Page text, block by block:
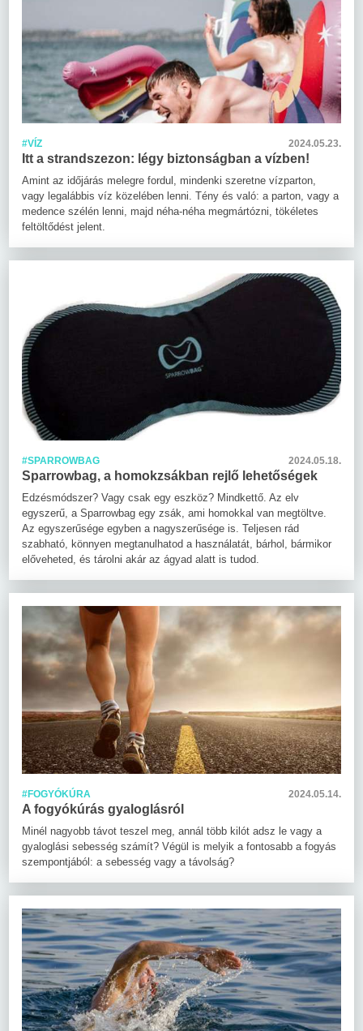
#VÍZ 2024.05.23.
Itt a strandszezon: légy biztonságban a vízben!
Amint az időjárás melegre fordul, mindenki szeretne vízparton,
vagy legalábbis víz közelében lenni. Tény és való: a parton, vagy a
medence szélén lenni, majd néha-néha megmártózni, tökéletes
feltöltődést jelent.
#SPARROWBAG 2024.05.18.
Sparrowbag, a homokzsákban rejlő lehetőségek
Edzésmódszer? Vagy csak egy eszköz? Mindkettő. Az elv
egyszerű, a Sparrowbag egy zsák, ami homokkal van megtöltve.
Az egyszerűsége egyben a nagyszerűsége is. Teljesen rád
szabható, könnyen megtanulhatod a használatát, bárhol, bármikor
előveheted, és tárolni akár az ágyad alatt is tudod.
#FOGYÓKÚRA 2024.05.14.
A fogyókúrás gyaloglásról
Minél nagyobb távot teszel meg, annál több kilót adsz le vagy a
gyaloglási sebesség számít? Végül is melyik a fontosabb a fogyás
szempontjából: a sebesség vagy a távolság?